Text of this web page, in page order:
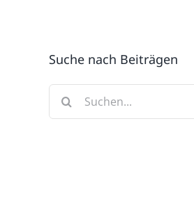
Suche nach Beiträgen
nach: